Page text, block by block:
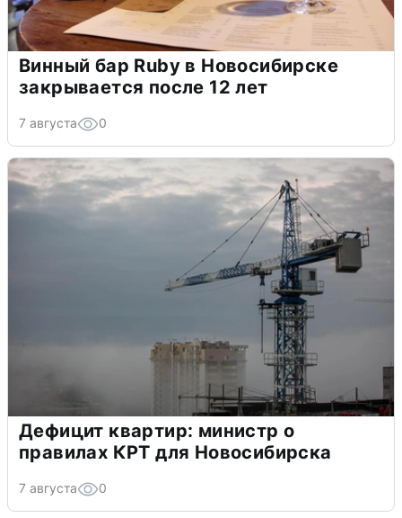
Винный бар Ruby в Новосибирске
закрывается после 12 лет
7 августа 0
Дефицит квартир: министр о
правилах КРТ для Новосибирска
7 августа 0